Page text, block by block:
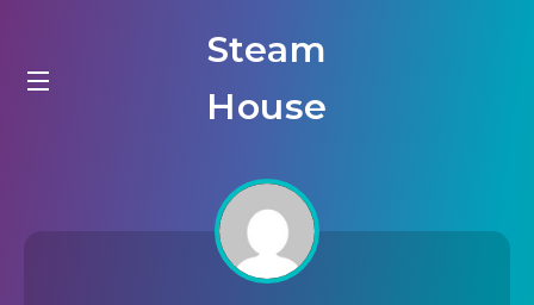
Steam
House